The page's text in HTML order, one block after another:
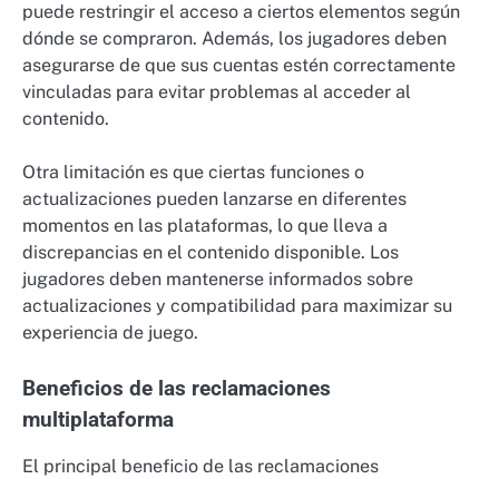
puede restringir el acceso a ciertos elementos según
dónde se compraron. Además, los jugadores deben
asegurarse de que sus cuentas estén correctamente
vinculadas para evitar problemas al acceder al
contenido.
Otra limitación es que ciertas funciones o
actualizaciones pueden lanzarse en diferentes
momentos en las plataformas, lo que lleva a
discrepancias en el contenido disponible. Los
jugadores deben mantenerse informados sobre
actualizaciones y compatibilidad para maximizar su
experiencia de juego.
Beneficios de las reclamaciones
multiplataforma
El principal beneficio de las reclamaciones